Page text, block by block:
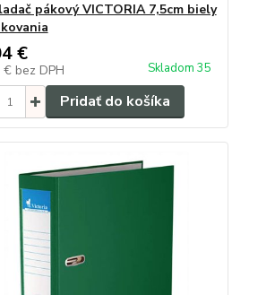
pákový VICTORIA 7,5cm biely
€
€ bez DPH Skladom 35
Pridať do košíka